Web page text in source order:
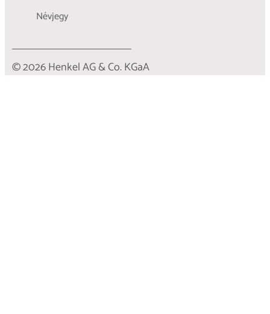
Névjegy
© 2026 Henkel AG & Co. KGaA